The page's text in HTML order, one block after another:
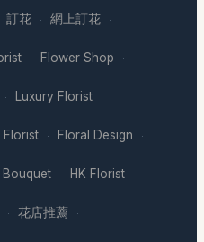
訂花 · 網上訂花 ·
· Flower Shop ·
· Luxury Florist ·
Florist · Floral Design ·
Bouquet · HK Florist ·
· 花店推薦 ·